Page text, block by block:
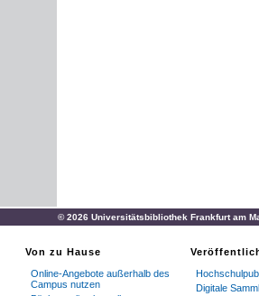
© 2026 Universitätsbibliothek Frankfurt am
Von zu Hause
Online-Angebote außerhalb des
Campus nutzen
Digitale